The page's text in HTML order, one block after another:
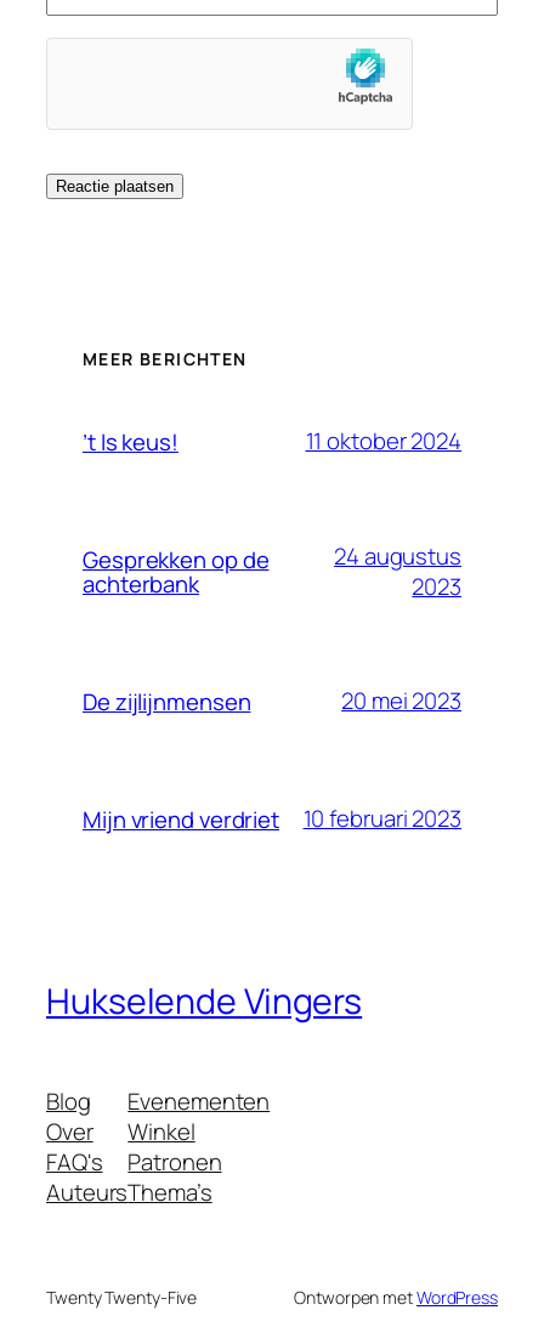
MEER BERICHTEN
’t Is keus! 11 oktober 2024
Gesprekken op de
achterbank
24 augustus
2023
De zijlijnmensen 20 mei 2023
Mijn vriend verdriet 10 februari 2023
Hukselende Vingers
Blog
Over
FAQ's
Auteurs
Evenementen
Winkel
Patronen
Thema’s
Twenty Twenty-Five Ontworpen metWordPress